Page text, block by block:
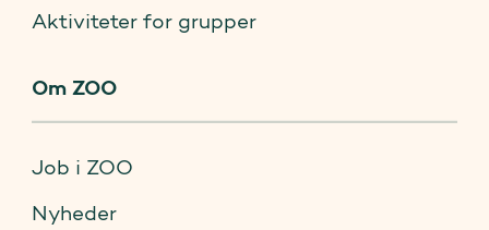
Aktiviteter for grupper
Om ZOO
Job i ZOO
Nyheder